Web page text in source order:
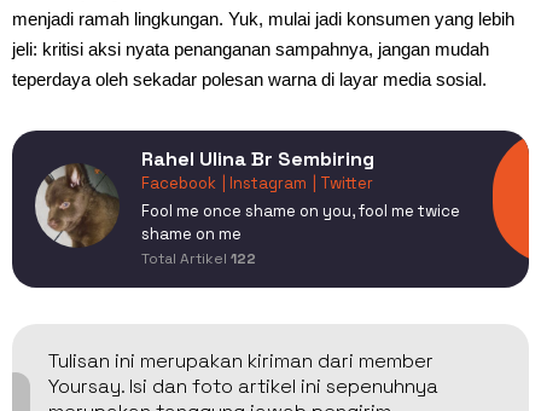
menjadi ramah lingkungan. Yuk, mulai jadi konsumen yang lebih
jeli: kritisi aksi nyata penanganan sampahnya, jangan mudah
teperdaya oleh sekadar polesan warna di layar media sosial.
Rahel Ulina Br Sembiring
Facebook | Instagram
| Twitter
Fool me once shame on you, fool me twice
shame on me
Total Artikel 122
Tulisan ini merupakan kiriman dari member
Yoursay. Isi dan foto artikel ini sepenuhnya